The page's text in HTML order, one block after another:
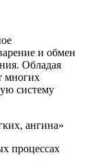
и обмен
Обладая
многих
систему
ангина»
процессах